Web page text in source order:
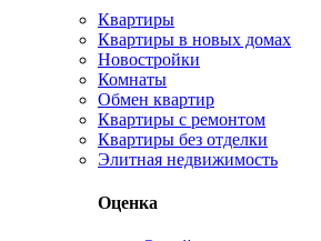
Квартиры
Квартиры в новых домах
Новостройки
Комнаты
Обмен квартир
Квартиры с ремонтом
Квартиры без отделки
Элитная недвижимость
Оценка